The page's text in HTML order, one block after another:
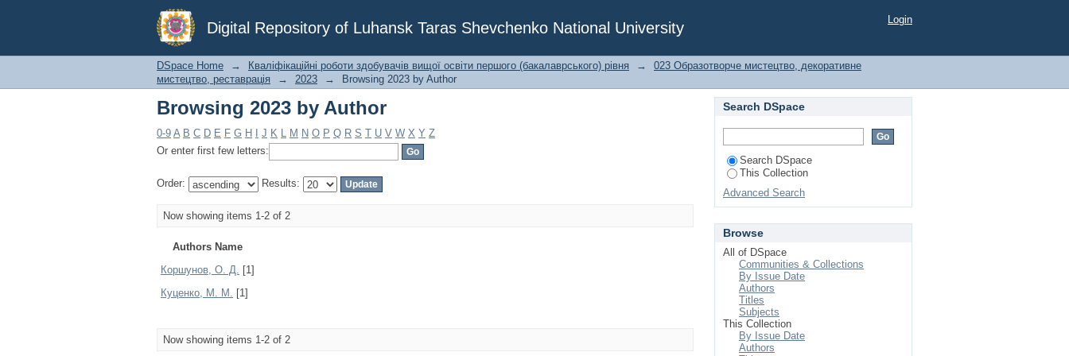
Digital Repository of Luhansk Taras Shevchenko National University
Browsing 2023 by Author Login
DSpace Home → Кваліфікаційні роботи здобувачів вищої освіти першого (бакалаврського) рівня →
023 Образотворче мистецтво, декоративне
мистецтво, реставрація
→ 2023 → Browsing 2023 by Author
Browsing 2023 by Author
0-9 A B C D E F G H J K L M N O P Q R S T U V W X Y Z
Or enter first few letters:
Order: Results:
Now showing items 1-2 of 2
Authors Name
Коршунов, О. Д. [1]
Куценко, М. М. [1]
Now showing items 1-2 of 2
Search DSpace
Search DSpace
This Collection
Advanced Search
Browse
All of DSpace
Communities & Collections
By Issue Date
Authors
Titles
Subjects
This Collection
By Issue Date
Authors